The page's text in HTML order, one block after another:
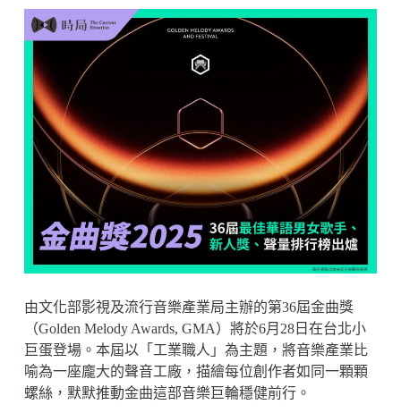
由文化部影視及流行音樂產業局主辦的第36屆金曲獎
（Golden Melody Awards, GMA）將於6月28日在台北小
巨蛋登場。本屆以「工業職人」為主題，將音樂產業比
喻為一座龐大的聲音工廠，描繪每位創作者如同一顆顆
螺絲，默默推動金曲這部音樂巨輪穩健前行。